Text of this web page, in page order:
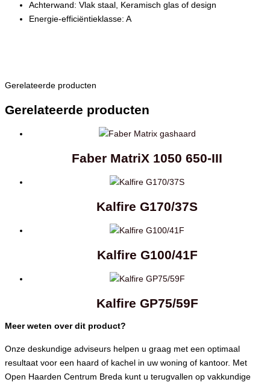
Achterwand: Vlak staal, Keramisch glas of design
Energie-efficiëntieklasse: A
Gerelateerde producten
Gerelateerde producten
Faber MatriX 1050 650-III
Kalfire G170/37S
Kalfire G100/41F
Kalfire GP75/59F
Meer weten over dit product?
Onze deskundige adviseurs helpen u graag met een optimaal
resultaat voor een haard of kachel in uw woning of kantoor. Met
Open Haarden Centrum Breda kunt u terugvallen op vakkundige